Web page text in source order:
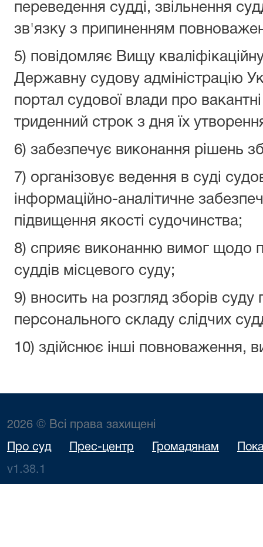
переведення судді, звільнення
зв'язку з припиненням
5) повідомляє Вищу
Державну судову адміністрацію
портал судової влади про
триденний строк з дня їх
6) забезпечує виконання рішень
7) організовує ведення в суді
інформаційно-аналітичне
підвищення якості судочинства;
8) сприяє виконанню вимог щодо
суддів місцевого суду;
9) вносить на розгляд зборів суду
персонального складу слідчих
10) здійснює інші повноваження,
2026 © Всі права захищені
Про суд Прес-центр Громадянам
v1.38.1